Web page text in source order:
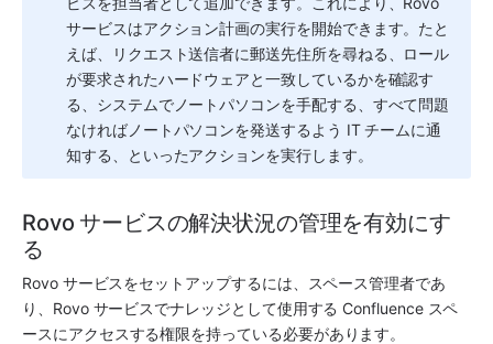
サービスはアクション計画の実行を開始できます。たと
えば、リクエスト送信者に郵送先住所を尋ねる、ロール
が要求されたハードウェアと一致しているかを確認す
る、システムでノートパソコンを手配する、すべて問題
なければノートパソコンを発送するよう IT チームに通
知する、といったアクションを実行します。
Rovo サービスの解決状況の管理を有効にす
る
Rovo サービスをセットアップするには、スペース管理者であ
り、Rovo サービスでナレッジとして使用する Confluence スペ
ースにアクセスする権限を持っている必要があります。